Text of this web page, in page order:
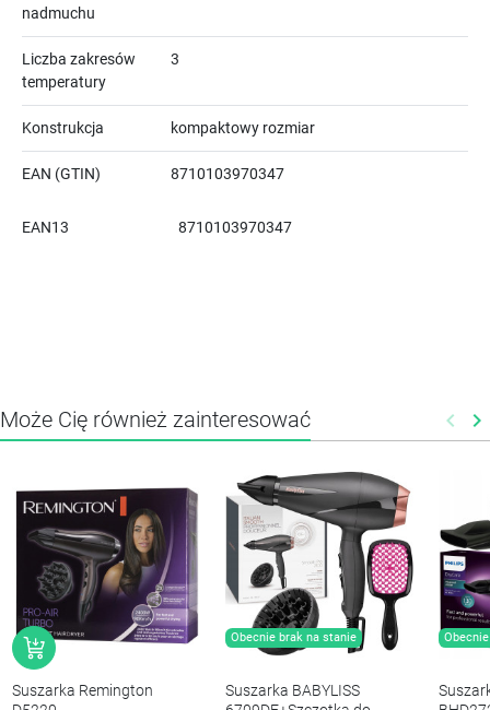
nadmuchu
Liczba zakresów
temperatury
3
Konstrukcja kompaktowy rozmiar
EAN (GTIN) 8710103970347
EAN13 8710103970347
Może Cię również zainteresować keyboard_arrow_left keyboard_arrow_right
Suszarka Remington
Obecnie brak na stanie
Suszarka BABYLISS